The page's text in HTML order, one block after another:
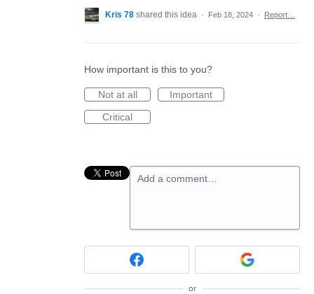
Kris 78 shared this idea · Feb 18, 2024 · Report…
How important is this to you?
Not at all
Important
Critical
Add a comment…
or